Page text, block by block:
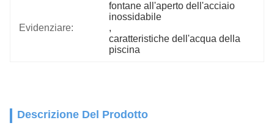
Evidenziare:
fontane all'aperto dell'acciaio
inossidabile
,
caratteristiche dell'acqua della
piscina
Descrizione Del Prodotto